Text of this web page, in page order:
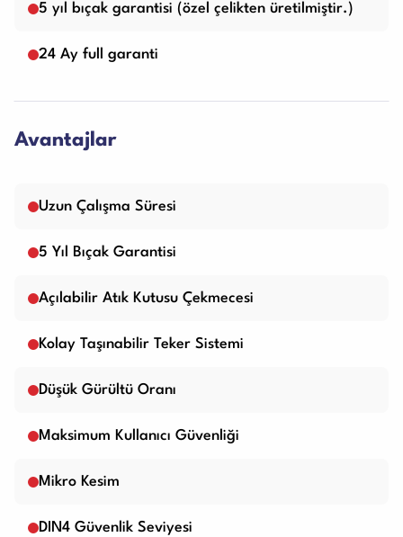
5 yıl bıçak garantisi (özel çelikten üretilmiştir.)
24 Ay full garanti
Avantajlar
Uzun Çalışma Süresi
5 Yıl Bıçak Garantisi
Açılabilir Atık Kutusu Çekmecesi
Kolay Taşınabilir Teker Sistemi
Düşük Gürültü Oranı
Maksimum Kullanıcı Güvenliği
Mikro Kesim
DIN4 Güvenlik Seviyesi